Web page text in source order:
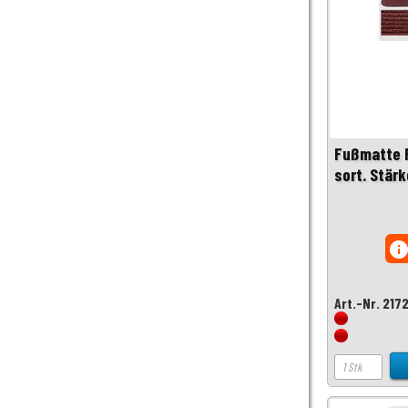
Fußmatte
sort.
Art.-Nr.